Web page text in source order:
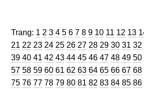
Trang: Trang
1 Trang
2 Trang
3 Trang
4 Trang
5 Trang
6 Trang
7 Trang
8 Trang
9 Trang
10 Trang
11 Trang
12 13
Trang
21 Trang
22 Trang
23 Trang
24 Trang
25 Trang
26 Trang
27 Trang
28 Trang
29 Trang
30 Trang
31 32
39 Trang
40 Trang
41 Trang
42 Trang
43 Trang
44 Trang
45 Trang
46 Trang
47 Trang
48 Trang
49 50
57 Trang
58 Trang
59 Trang
60 Trang
61 Trang
62 Trang
63 Trang
64 Trang
65 Trang
66 Trang
67 68
75 Trang
76 Trang
77 Trang
78 Trang
79 Trang
80 Trang
81 Trang
82 Trang
83 Trang
84 Trang
85 86